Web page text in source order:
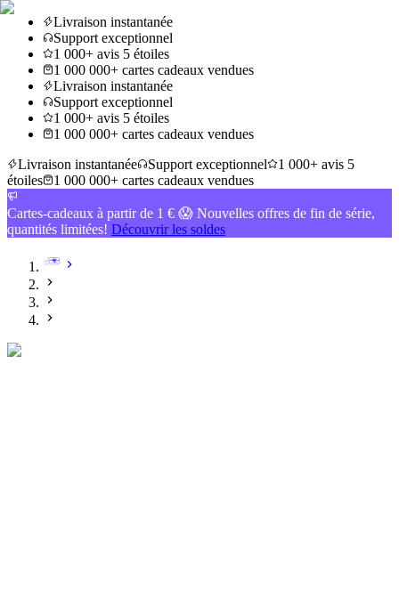
Livraison instantanée
Support exceptionnel
1 000+ avis 5 étoiles
1 000 000+ cartes cadeaux vendues
Livraison instantanée
Support exceptionnel
1 000+ avis 5 étoiles
1 000 000+ cartes cadeaux vendues
Livraison instantanée
Support exceptionnel
1 000+ avis 5
étoiles
1 000 000+ cartes cadeaux vendues
Cartes-cadeaux à partir de 1 € 😱 Nouvelles offres de fin de série,
quantités limitées! Découvrir les soldes